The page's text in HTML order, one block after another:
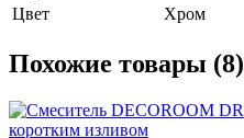
Цвет
Хром
Похожие товары (8)